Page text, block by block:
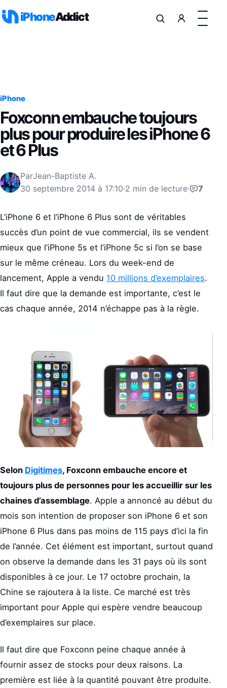
iPhoneAddict
iPhone
Foxconn embauche toujours
plus pour produire les iPhone 6
et 6 Plus
ParJean-Baptiste A.
30 septembre 2014 à 17:10·2 min de lecture· 7
L’iPhone 6 et l’iPhone 6 Plus sont de véritables
succès d’un point de vue commercial, ils se vendent
mieux que l’iPhone 5s et l’iPhone 5c si l’on se base
sur le même créneau. Lors du week-end de
lancement, Apple a vendu 10 millions d’exemplaires.
Il faut dire que la demande est importante, c’est le
cas chaque année, 2014 n’échappe pas à la règle.
Selon Digitimes, Foxconn embauche encore et
toujours plus de personnes pour les accueillir sur les
chaines d’assemblage. Apple a annoncé au début du
mois son intention de proposer son iPhone 6 et son
iPhone 6 Plus dans pas moins de 115 pays d’ici la fin
de l’année. Cet élément est important, surtout quand
on observe la demande dans les 31 pays où ils sont
disponibles à ce jour. Le 17 octobre prochain, la
Chine se rajoutera à la liste. Ce marché est très
important pour Apple qui espère vendre beaucoup
d’exemplaires sur place.
Il faut dire que Foxconn peine chaque année à
fournir assez de stocks pour deux raisons. La
première est liée à la quantité pouvant être produite.